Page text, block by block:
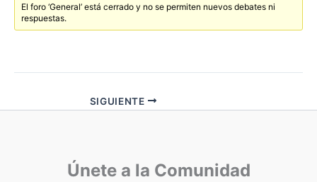
El foro ‘General’ está cerrado y no se permiten nuevos debates ni
respuestas.
SIGUIENTE
Únete a la Comunidad